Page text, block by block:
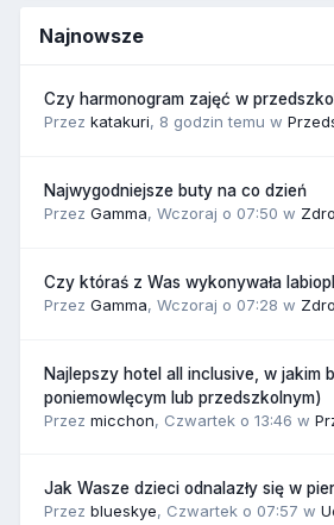
Najnowsze
Czy harmonogram zajęć w
Przez katakuri, 8 godzin temu w
Najwygodniejsze buty na co dzień
Przez Gamma, Wczoraj o 07:50 w
Czy któraś z Was wykonywała
Przez Gamma, Wczoraj o 07:28 w
Najlepszy hotel all inclusive, w jakim
poniemowlęcym lub przedszkolnym)
Przez micchon, Czwartek o 13:46 w
Jak Wasze dzieci odnalazły się w
Przez blueskye, Czwartek o 07:57 w